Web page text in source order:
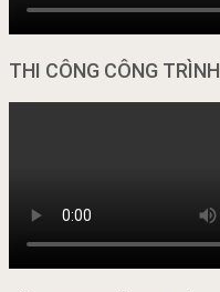
THI CÔNG CÔNG TRÌNH